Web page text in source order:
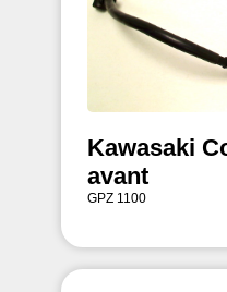
Kawasaki
avant
GPZ 1100